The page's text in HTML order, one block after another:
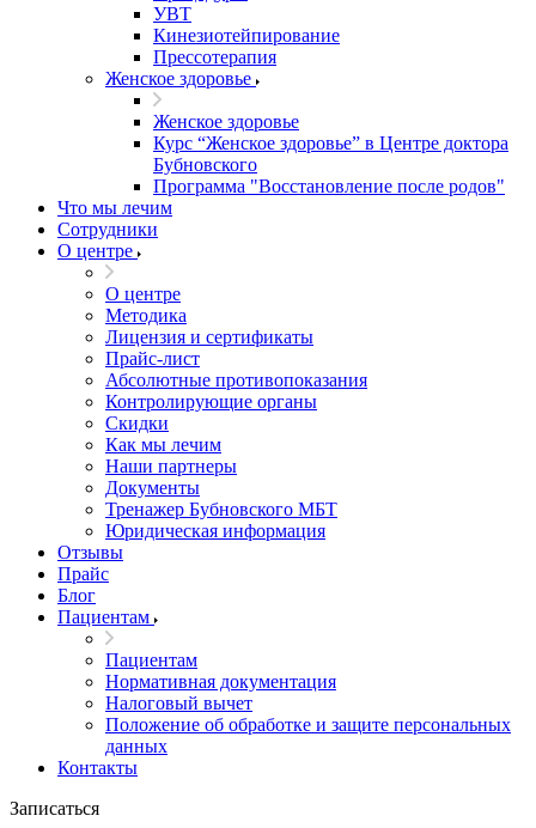
УВТ
Кинезиотейпирование
Прессотерапия
Женское здоровье
Женское здоровье
Курс “Женское здоровье” в Центре доктора
Бубновского
Программа "Восстановление после родов"
Что мы лечим
Сотрудники
О центре
О центре
Методика
Лицензия и сертификаты
Прайс-лист
Абсолютные противопоказания
Контролирующие органы
Скидки
Как мы лечим
Наши партнеры
Документы
Тренажер Бубновского МБТ
Юридическая информация
Отзывы
Прайс
Блог
Пациентам
Пациентам
Нормативная документация
Налоговый вычет
Положение об обработке и защите персональных
данных
Контакты
Записаться